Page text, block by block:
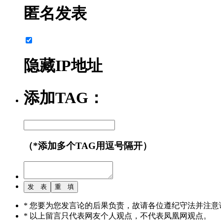
匿名发表
隐藏IP地址
添加TAG：
（*添加多个TAG用逗号隔开）
* 您要为您发言论的后果负责，故请各位遵纪守法并注意
* 以上留言只代表网友个人观点，不代表凤凰网观点。